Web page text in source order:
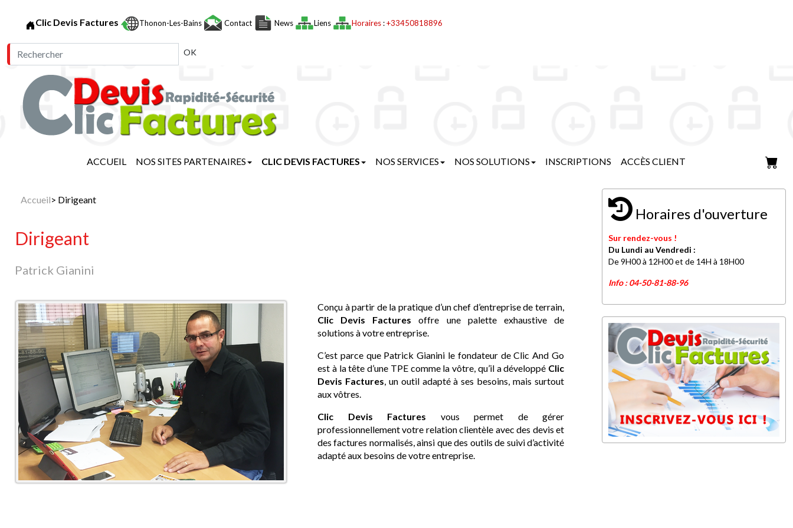
Clic Devis Factures Thonon-Les-Bains Contact News Liens Horaires :+33450818896
OK
ACCUEIL NOS SITES PARTENAIRES CLIC DEVIS FACTURES NOS SERVICES NOS SOLUTIONS INSCRIPTIONS ACCÈS CLIENT
Accueil> Dirigeant
Dirigeant
Patrick Gianini
Conçu à partir de la pratique d’un chef d’entreprise de terrain,
Clic Devis Factures offre une palette exhaustive de
solutions à votre entreprise.
C’est parce que Patrick Gianini le fondateur de Clic And Go
est à la tête d’une TPE comme la vôtre, qu’il a développé Clic
Devis Factures , un outil adapté à ses besoins, mais surtout
aux vôtres.
Clic Devis Factures vous permet de gérer
professionnellement votre relation clientèle avec des devis et
des factures normalisés, ainsi que des outils de suivi d’activité
adapté aux besoins de votre entreprise.
Horaires d'ouverture
Sur rendez-vous !
Du Lundi au Vendredi :
De 9H00 à 12H00 et de 14H à 18H00
Info : 04-50-81-88-96